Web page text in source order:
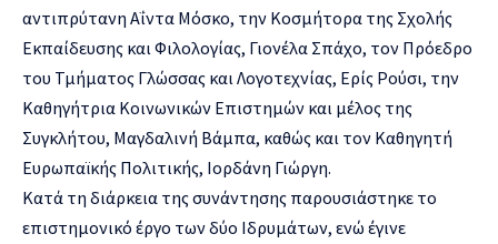
αντιπρύτανη Αΐντα Μόσκο, την Κοσμήτορα της Σχολής
Εκπαίδευσης και Φιλολογίας, Γιονέλα Σπάχο, τον Πρόεδρο
του Τμήματος Γλώσσας και Λογοτεχνίας, Ερίς Ρούσι, την
Καθηγήτρια Κοινωνικών Επιστημών και μέλος της
Συγκλήτου, Μαγδαλινή Βάμπα, καθώς και τον Καθηγητή
Ευρωπαϊκής Πολιτικής, Ιορδάνη Γιώργη.
Κατά τη διάρκεια της συνάντησης παρουσιάστηκε το
επιστημονικό έργο των δύο Ιδρυμάτων, ενώ έγινε